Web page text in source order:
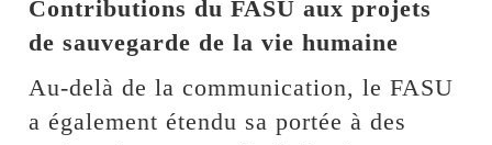
Contributions du FASU aux projets
de sauvegarde de la vie humaine
Au-delà de la communication, le FASU
a également étendu sa portée à des